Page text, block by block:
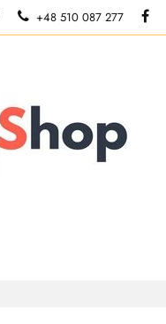
+48 510 087 277
ODZIEŻ ROBOCZA